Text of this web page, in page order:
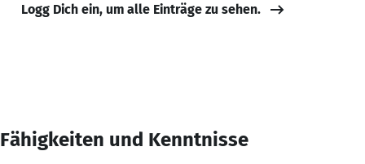
Logg Dich ein, um alle Einträge zu sehen.
Fähigkeiten und Kenntnisse